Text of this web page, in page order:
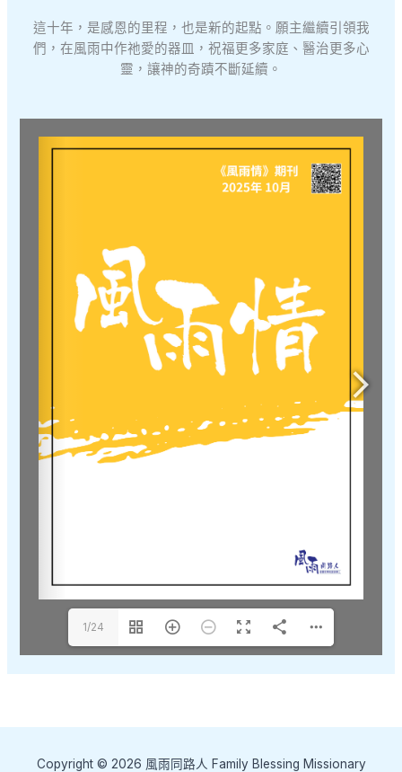
這十年，是感恩的里程，也是新的起點。願主繼續引領我
們，在風雨中作祂愛的器皿，祝福更多家庭、醫治更多心
靈，讓神的奇蹟不斷延續。
1/24
Copyright © 2026 風雨同路人 Family Blessing Missionary